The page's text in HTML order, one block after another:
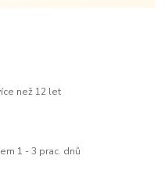
než 12 let
1 - 3 prac. dnů